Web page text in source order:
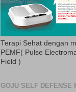
Terapi Sehat dengan
PEMF( Pulse
Field )
GOJU SELF DEFENSE